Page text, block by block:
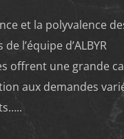
et la polyvalence
l’équipe d’ALBYR
offrent une grande
aux demandes